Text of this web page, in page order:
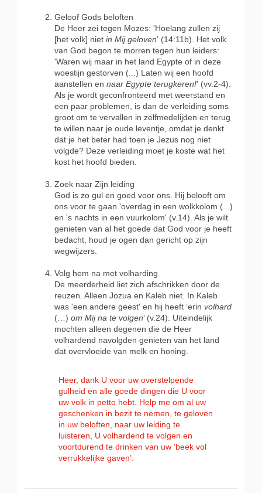
Geloof Gods beloften
De Heer zei tegen Mozes: 'Hoelang zullen zij
[het volk] niet in Mij geloven' (14:11b). Het volk
van God begon te morren tegen hun leiders:
'Waren wij maar in het land Egypte of in deze
woestijn gestorven (...) Laten wij een hoofd
aanstellen en naar Egypte terugkeren!' (vv.2-4).
Als je wordt geconfronteerd met weerstand en
een paar problemen, is dan de verleiding soms
groot om te vervallen in zelfmedelijden en terug
te willen naar je oude leventje, omdat je denkt
dat je het beter had toen je Jezus nog niet
volgde? Deze verleiding moet je koste wat het
kost het hoofd bieden.
Zoek naar Zijn leiding
God is zo gul en goed voor ons. Hij belooft om
ons voor te gaan 'overdag in een wolkkolom (...)
en 's nachts in een vuurkolom' (v.14). Als je wilt
genieten van al het goede dat God voor je heeft
bedacht, houd je ogen dan gericht op zijn
wegwijzers.
Volg hem na met volharding
De meerderheid liet zich afschrikken door de
reuzen. Alleen Jozua en Kaleb niet. In Kaleb
was 'een andere geest' en hij heeft ‘erin volhard
(…) om Mij na te volgen’ (v.24). Uiteindelijk
mochten alleen degenen die de Heer
volhardend navolgden genieten van het land
dat overvloeide van melk en honing.
Heer, dank U voor uw overstelpende
gulheid en alle goede dingen die U voor
uw volk in petto hebt. Help me om al uw
geschenken in bezit te nemen, te geloven
in uw beloften, naar uw leiding te
luisteren, U volhardend te volgen en
voortdurend te drinken van uw ‘beek vol
verrukkelijke gaven’.